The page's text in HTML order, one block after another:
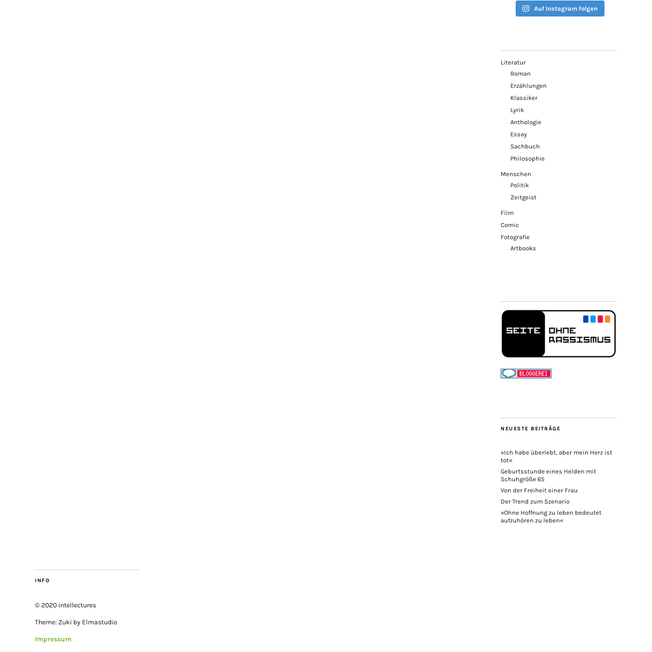
Auf Instagram folgen
Literatur
Roman
Erzählungen
Klassiker
Lyrik
Anthologie
Essay
Sachbuch
Philosophie
Menschen
Politik
Zeitgeist
Film
Comic
Fotografie
Artbooks
NEUESTE BEITRÄGE
»Ich habe überlebt, aber mein Herz ist
tot«
Geburtsstunde eines Helden mit
Schuhgröße 65
Von der Freiheit einer Frau
Der Trend zum Szenario
»Ohne Hoffnung zu leben bedeutet
aufzuhören zu leben«
INFO
© 2020 intellectures
Theme: Zuki by Elmastudio
Impressum